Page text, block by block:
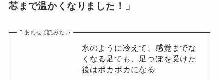
芯まで温かくなりました！」
あわせて読みたい
氷のように冷えて、感覚までな
くなる足でも、足つぼを受けた
後はポカポカになる